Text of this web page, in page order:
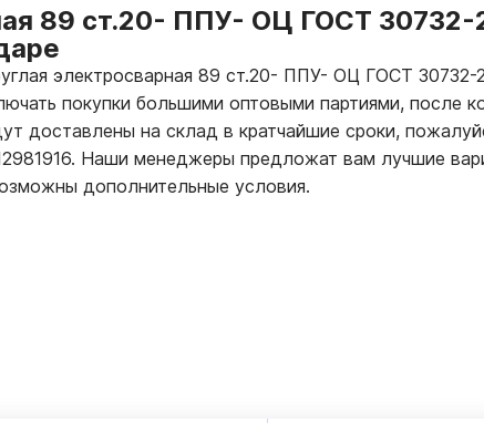
89 ст.20- ППУ- ОЦ ГОСТ 30732-
электросварная 89 ст.20- ППУ- ОЦ ГОСТ 30732-
покупки большими оптовыми партиями, после
доставлены на склад в кратчайшие сроки,
Наши менеджеры предложат вам лучшие
дополнительные условия.